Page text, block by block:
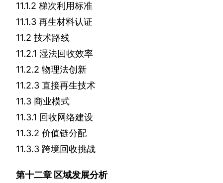
11.1.2 梯次利用标准
11.1.3 再生材料认证
11.2 技术路线
11.2.1 湿法回收效率
11.2.2 物理法创新
11.2.3 直接再生技术
11.3 商业模式
11.3.1 回收网络建设
11.3.2 价值链分配
11.3.3 跨境回收挑战
第十二章 区域发展分析